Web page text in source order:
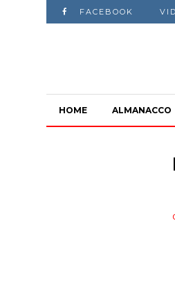
FACEBOOK
HOME ALMANACCO